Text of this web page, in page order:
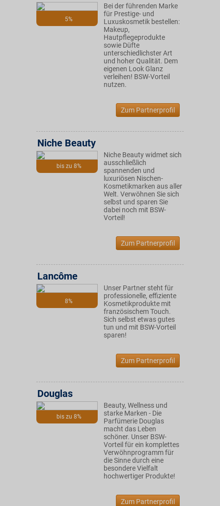
5%
Bei der führenden Marke
für Prestige- und
Luxuskosmetik bestellen:
Makeup,
Hautpflegeprodukte
sowie Düfte
unterschiedlichster Art
und hoher Qualität. Dem
eigenen Look Glanz
verleihen! BSW-Vorteil
nutzen.
Zum Partnerprofil
bis zu 8%
Niche Beauty
Niche Beauty widmet sich
ausschließlich
spannenden und
luxuriösen Nischen-
Kosmetikmarken aus aller
Welt. Verwöhnen Sie sich
selbst und sparen Sie
dabei noch mit BSW-
Vorteil!
Zum Partnerprofil
8%
Lancôme
Unser Partner steht für
professionelle, effiziente
Kosmetikprodukte mit
französischem Touch.
Sich selbst etwas gutes
tun und mit BSW-Vorteil
sparen!
Zum Partnerprofil
bis zu 8%
Douglas
Beauty, Wellness und
starke Marken - Die
Parfümerie Douglas
macht das Leben
schöner. Unser BSW-
Vorteil für ein komplettes
Verwöhnprogramm für
die Sinne durch eine
besondere Vielfalt
hochwertiger Produkte!
Zum Partnerprofil